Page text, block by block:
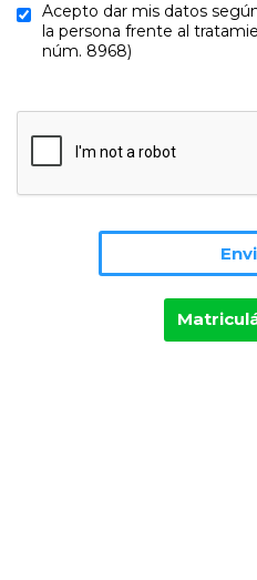
Acepto dar mis datos
la persona frente al
núm. 8968)